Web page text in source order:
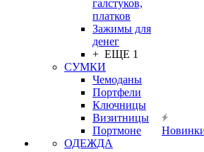
галстуков,
платков
Зажимы для
денег
+ ЕЩЕ 1
СУМКИ
Чемоданы
Портфели
Ключницы
Визитницы
Портмоне
ОДЕЖДА